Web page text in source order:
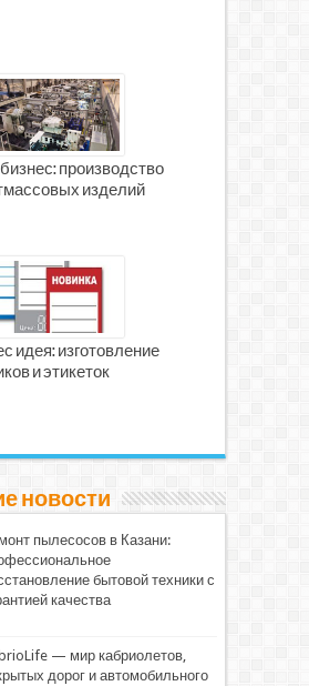
производство
изделий
идея: изготовление
и этикеток
новости
пылесосов в Казани:
бытовой техники с
качества
— мир кабриолетов,
дорог и автомобильного